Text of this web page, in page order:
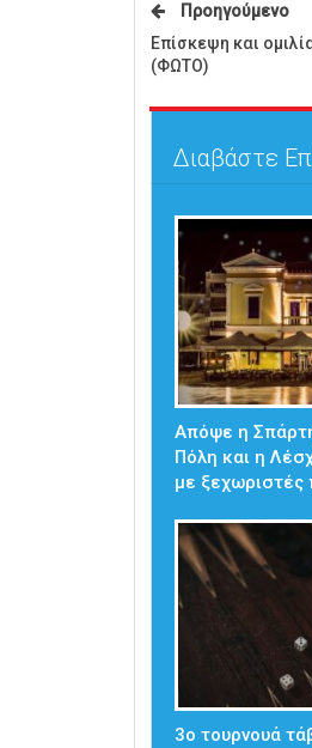
Προηγούμενο
Επίσκεψη και
(ΦΩΤΟ)
Διαβάστε
Απόψε η Σπάρτη
Πόλη και η
με
3ο τουρνουά